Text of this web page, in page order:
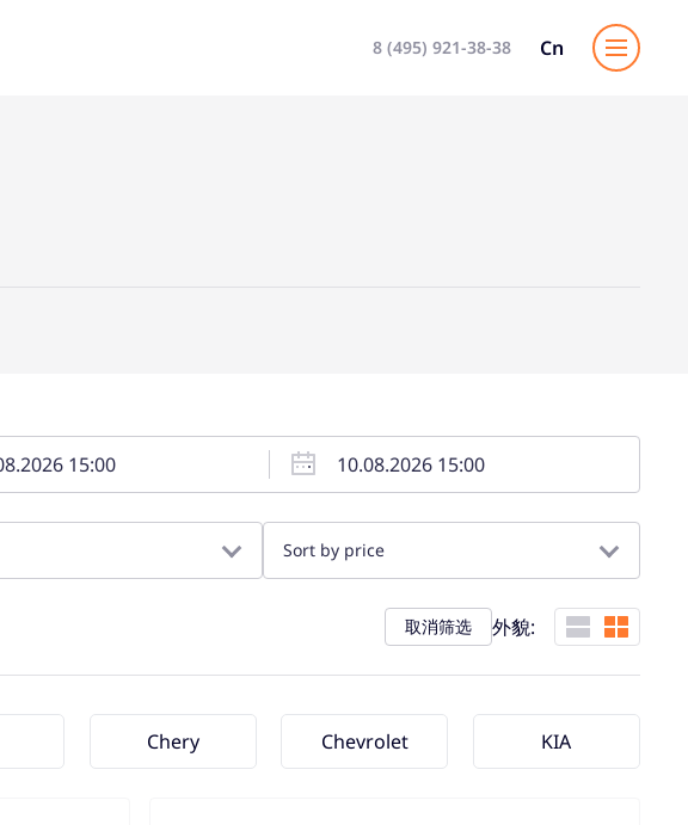
8 (495) 921-38-38 Cn
Sort by price
取消筛选 外貌:
Chery Chevrolet KIA